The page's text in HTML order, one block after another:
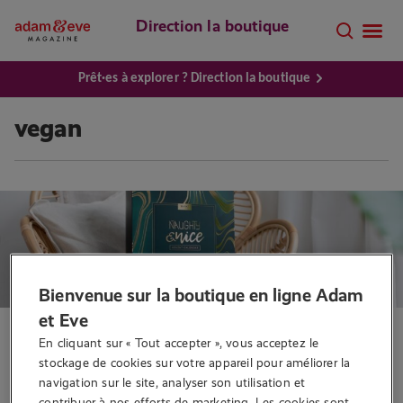
Direction la boutique
Prêt·es à explorer ? Direction la boutique
vegan
Sextoys
Faites-vous plaisir avec le
Bienvenue sur la boutique en ligne Adam
et Eve
En cliquant sur « Tout accepter », vous acceptez le
stockage de cookies sur votre appareil pour améliorer la
navigation sur le site, analyser son utilisation et